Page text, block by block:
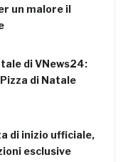
un malore il
di VNews24:
di Natale
di inizio ufficiale,
esclusive